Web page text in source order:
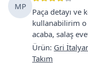
MP
Paça detayı
kullanabilirim o
acaba, salaş
Ürün: Gri
Takım